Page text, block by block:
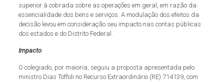
superior à cobrada sobre as operações em geral, em razão da
essencialidade dos bens e serviços. A modulação dos efeitos da
decisão levou em consideração seu impacto nas contas públicas
dos estados e do Distrito Federal.
Impacto
O colegiado, por maioria, seguiu a proposta apresentada pelo
ministro Dias Toffoli no Recurso Extraordinário (RE) 714139, com